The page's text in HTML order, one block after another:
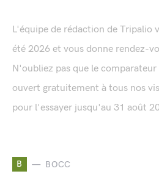
L'équipe de rédaction de Tripalio
été 2026 et vous donne rendez-
N'oubliez pas que le
ouvert gratuitement à tous nos
pour l'essayer jusqu'au 31 août
B BOCC